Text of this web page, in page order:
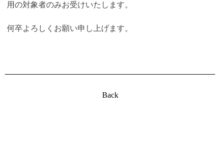
用の対象者のみお受けいたします。
何卒よろしくお願い申し上げます。
Back